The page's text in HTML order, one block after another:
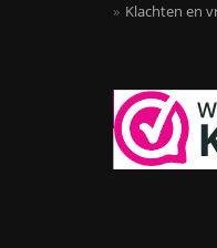
Klachten en